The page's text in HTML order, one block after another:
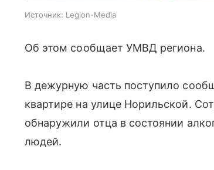
Источник: Legion-Media
Об этом сообщает УМВД региона.
В дежурную часть поступило
квартире на улице Норильской.
обнаружили отца в состоянии
людей.